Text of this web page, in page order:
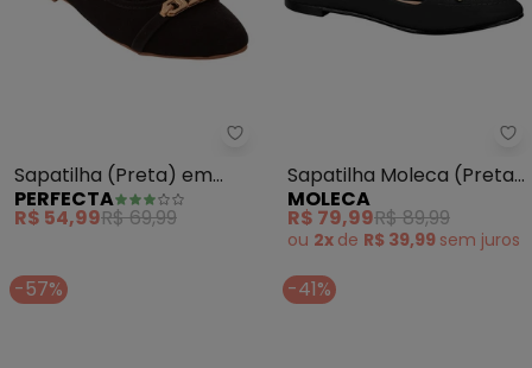
Perfecta - Sapatilha (Preta)
Sapatilha (Preta) em
Nobuck
PERFECTA
R$ 54,99R$ 69,99
Sapatilha Moleca (Preta)
com Palmilha Confort
MOLECA
R$ 79,99R$ 89,99
ou 2x de R$ 39,99 sem juros
-57% -41%